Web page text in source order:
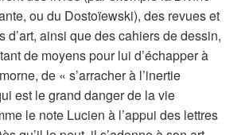
ou du Dostoïewski), des revues et
d’art, ainsi que des cahiers de dessin,
de moyens pour lui d’échapper à
de « s’arracher à l’inertie
est le grand danger de la vie
le note Lucien à l’appui des lettres